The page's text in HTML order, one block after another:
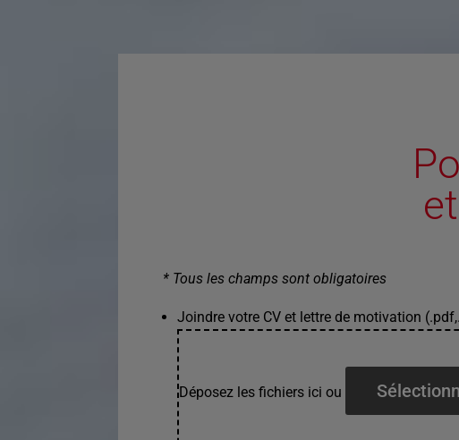
* Tous les champs sont obligatoires
Joindre votre CV et lettre de motivation
Déposez les fichiers ici ou